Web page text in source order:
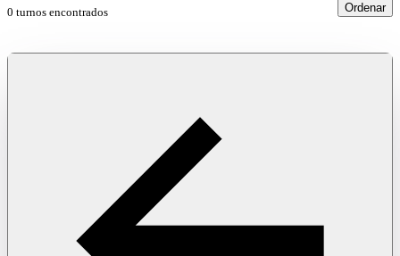
0 turnos encontrados Ordenar